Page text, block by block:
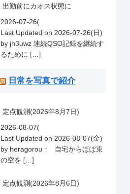
出勤前にカオス状態に
2026-07-26(
Last Updated on 2026-07-26(日)
by jh3uwz 連続QSO記録を継続す
るために […]
日常を写真で紹介
定点観測(2026年8月7日)
2026-08-07(
Last Updated on 2026-08-07(金)
by heragorou ↑ 自宅からほぼ東
の空を […]
定点観測(2026年8月6日)